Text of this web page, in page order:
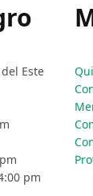
Este
pm